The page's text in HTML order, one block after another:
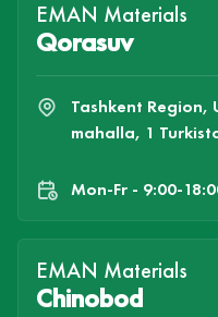
EMAN Materials
Qorasuv
Tashkent Region,
mahalla, 1
Mon-Fr - 9:00-
EMAN Materials
Chinobod